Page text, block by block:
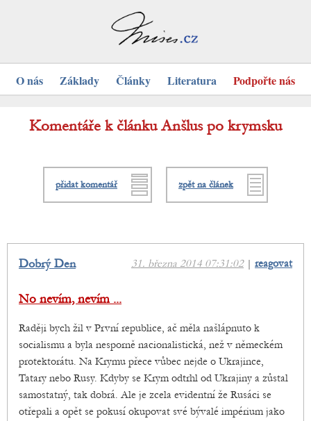
O nás Základy Články Literatura Podpořte nás
Komentáře k článku Anšlus po krymsku
přidat komentář zpět na článek
31. března 2014 07:31:02| reagovat
Dobrý Den
No nevím, nevím ...
Raději bych žil v První republice, ač měla našlápnuto k
socialismu a byla nesporně nacionalistická, než v německém
protektorátu. Na Krymu přece vůbec nejde o Ukrajince,
Tatary nebo Rusy. Kdyby se Krym odtrhl od Ukrajiny a zůstal
samostatný, tak dobrá. Ale je zcela evidentní že Rusáci se
otřepali a opět se pokusí okupovat své bývalé impérium jako